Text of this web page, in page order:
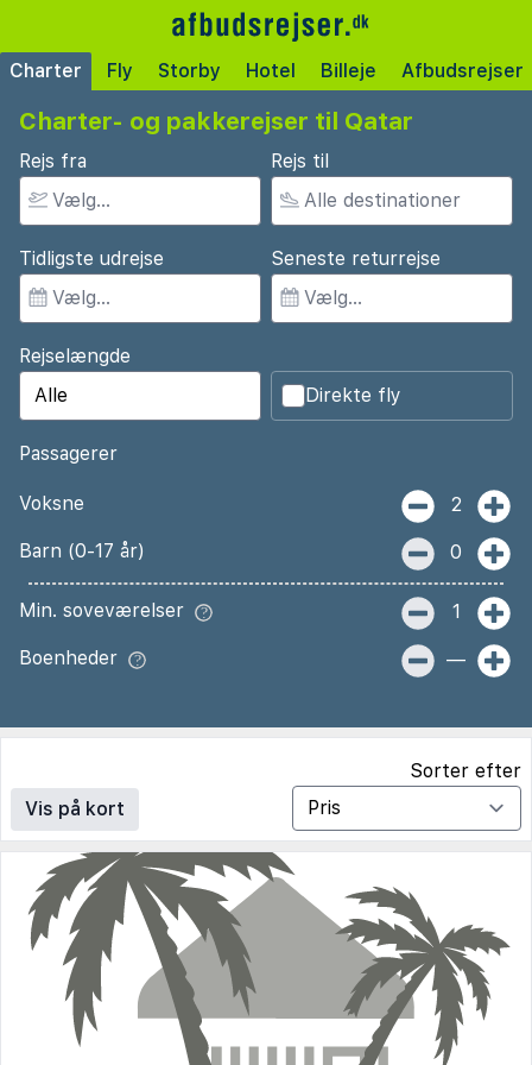
Charter Fly Storby Hotel Billeje Afbudsrejser
Charter- og pakkerejser til Qatar
Rejs fra Rejs til
Tidligste udrejse Seneste returrejse
Rejselængde
Direkte fly
Passagerer
Voksne 2
Barn (0-17 år) 0
Min. soveværelser 1
Boenheder —
Vis på kort
Sorter efter